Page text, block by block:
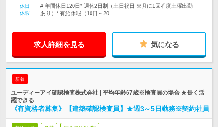
休日
休暇
# 年間休日120日* 週休2日制（土日祝日 ※月に1回程度土曜出勤
あり）* 有給休暇（10日～20…
求人詳細を見る 気になる
新着
ユーディーアイ確認検査株式会社 | 平均年齢67歳※検査員の場合 ★長く活
躍できる
《有資格者募集》【建築確認検査員】★週3～5日勤務※契約社員